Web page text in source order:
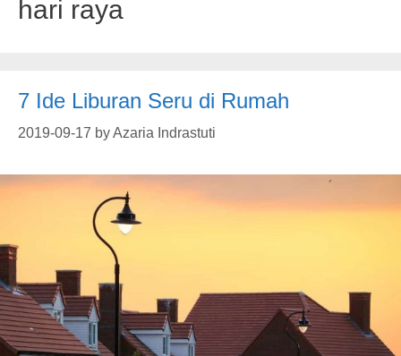
hari raya
7 Ide Liburan Seru di Rumah
2019-09-17 byAzaria Indrastuti